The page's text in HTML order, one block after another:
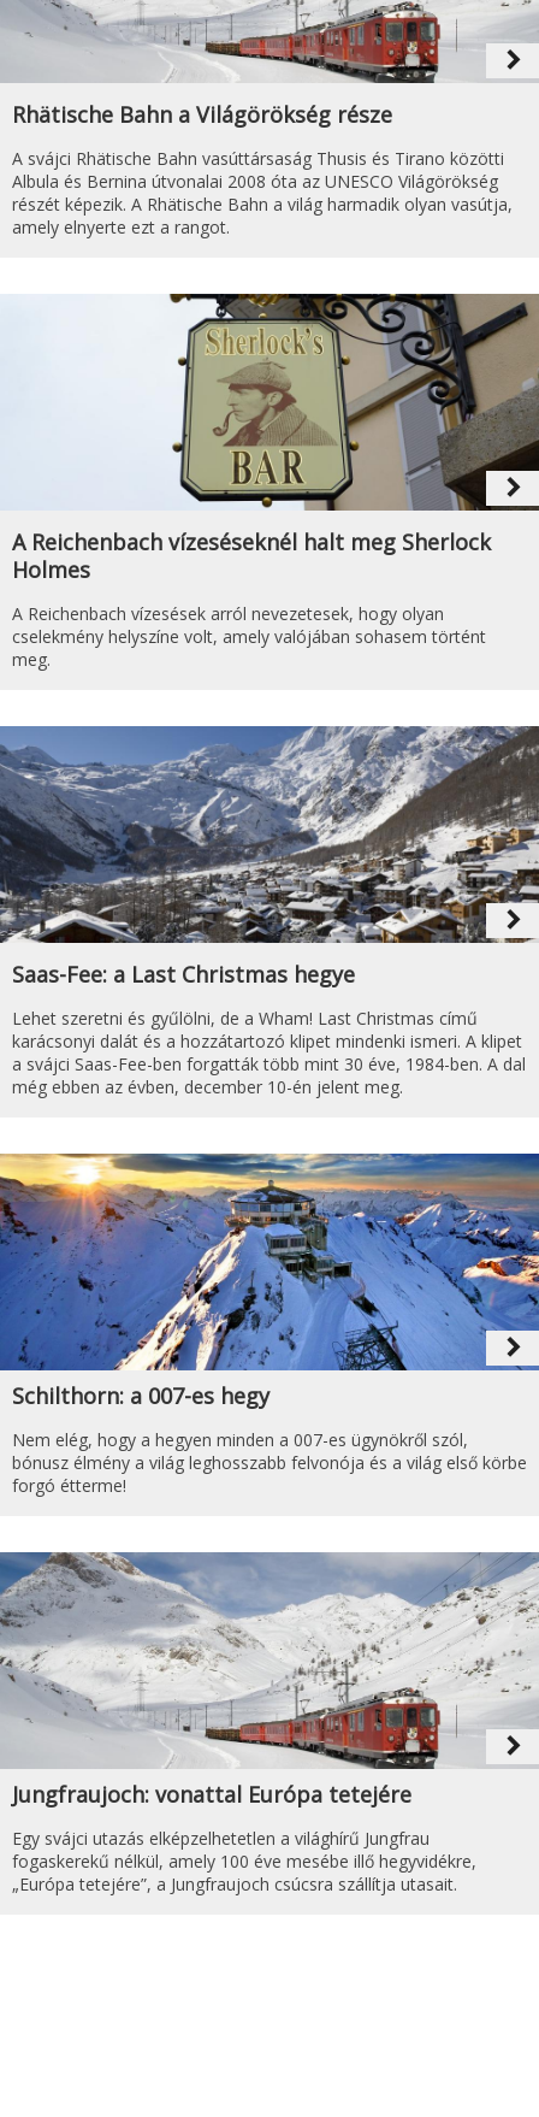
navigate_next
Rhätische Bahn a Világörökség része
A svájci Rhätische Bahn vasúttársaság Thusis és Tirano közötti
Albula és Bernina útvonalai 2008 óta az UNESCO Világörökség
részét képezik. A Rhätische Bahn a világ harmadik olyan vasútja,
amely elnyerte ezt a rangot.
navigate_next
A Reichenbach vízeséseknél halt meg Sherlock
Holmes
A Reichenbach vízesések arról nevezetesek, hogy olyan
cselekmény helyszíne volt, amely valójában sohasem történt
meg.
navigate_next
Saas-Fee: a Last Christmas hegye
Lehet szeretni és gyűlölni, de a Wham! Last Christmas című
karácsonyi dalát és a hozzátartozó klipet mindenki ismeri. A klipet
a svájci Saas-Fee-ben forgatták több mint 30 éve, 1984-ben. A dal
még ebben az évben, december 10-én jelent meg.
navigate_next
Schilthorn: a 007-es hegy
Nem elég, hogy a hegyen minden a 007-es ügynökről szól,
bónusz élmény a világ leghosszabb felvonója és a világ első körbe
forgó étterme!
navigate_next
Jungfraujoch: vonattal Európa tetejére
Egy svájci utazás elképzelhetetlen a világhírű Jungfrau
fogaskerekű nélkül, amely 100 éve mesébe illő hegyvidékre,
„Európa tetejére”, a Jungfraujoch csúcsra szállítja utasait.